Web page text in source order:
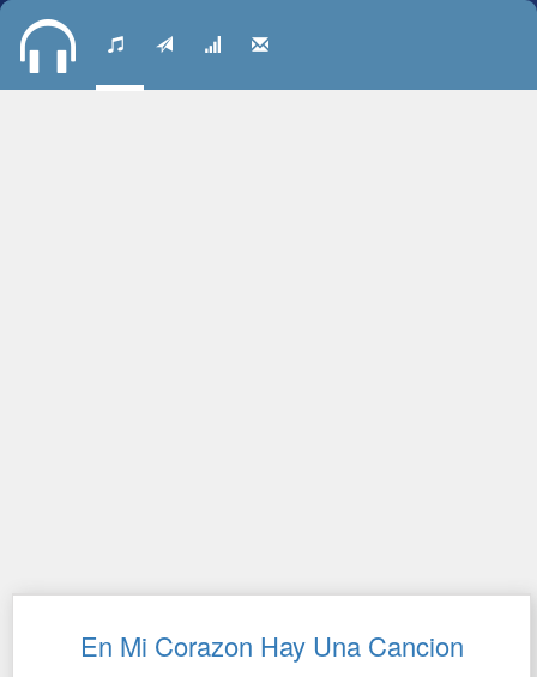
En Mi Corazon Hay Una Cancion